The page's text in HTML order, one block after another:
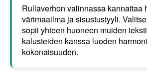
Rullaverhon valinnassa kannattaa
värimaailma ja sisustustyyli.
sopii yhteen huoneen muiden
kalusteiden kanssa luoden
kokonaisuuden.